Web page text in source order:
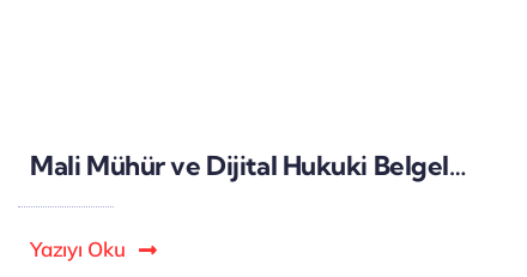
Mali Mühür ve Dijital Hukuki Belgeler: Dijital İmzaların Yasal Geçerliliği
Yazıyı Oku